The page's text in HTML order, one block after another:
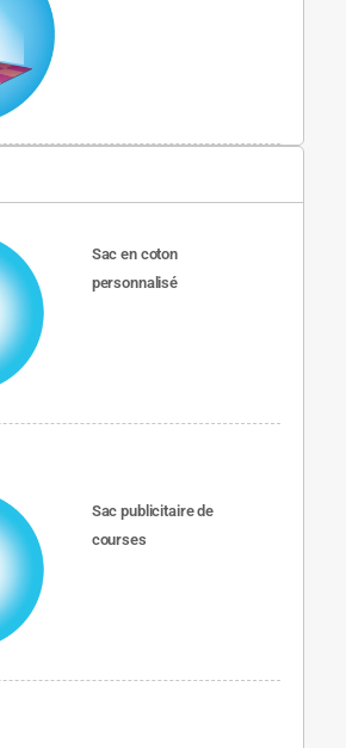
Sac en coton
personnalisé
Sac publicitaire de
courses